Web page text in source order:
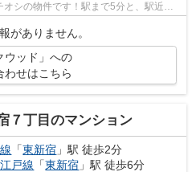
シの物件です！駅まで5分と、駅近で
がありません。
ウッド」への
わせはこちら
７丁目のマンション
「東新宿 」駅 徒歩2分
戸線 「東新宿 」駅 徒歩6分